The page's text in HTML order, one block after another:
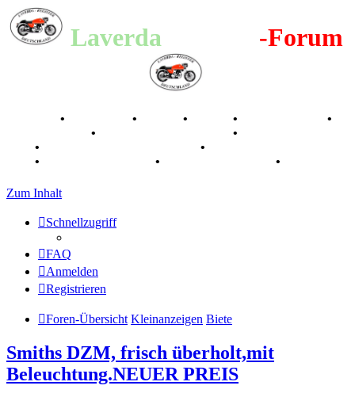
Laverda -Forum
• • • •
•
• •
• •
• • •
Zum Inhalt
Schnellzugriff
FAQ
Anmelden
Registrieren
Foren-Übersicht Kleinanzeigen Biete
Smiths DZM, frisch überholt,mit
Beleuchtung.NEUER PREIS